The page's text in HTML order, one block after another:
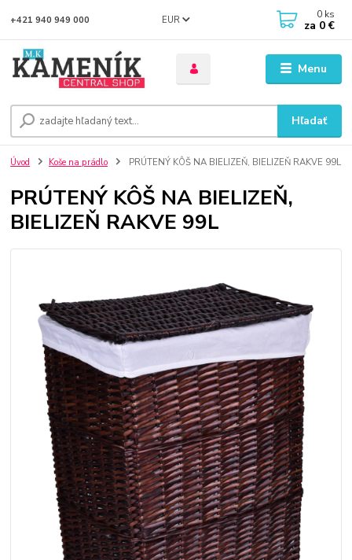
Menu
EUR
Hľadať
+421 940 949 000 0 ks
za 0 €
Úvod Koše na prádlo PRÚTENÝ KÔŠ NA BIELIZEŇ, BIELIZEŇ RAKVE 99L
PRÚTENÝ KÔŠ NA BIELIZEŇ,
BIELIZEŇ RAKVE 99L